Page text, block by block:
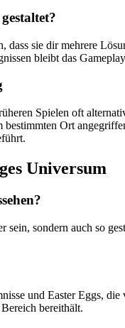
dass sie dir mehrere
bleibt das
Spielen oft
bestimmten Ort
Universum
sein, sondern auch so
und Easter Eggs,
bereithält.